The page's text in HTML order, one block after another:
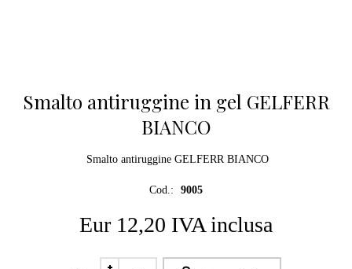
Smalto antiruggine in gel GELFERR
BIANCO
Smalto antiruggine GELFERR BIANCO
Cod.: 9005
Eur 12,20 IVA inclusa